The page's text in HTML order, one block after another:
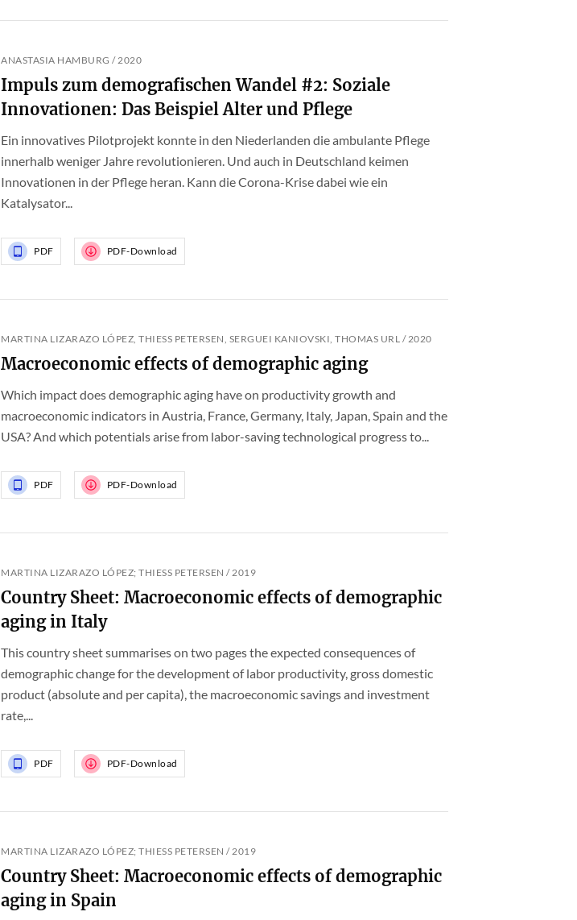
ANASTASIA HAMBURG / 2020
Impuls zum demografischen Wandel #2: Soziale
Innovationen: Das Beispiel Alter und Pflege
Ein innovatives Pilotprojekt konnte in den Niederlanden die ambulante Pflege
innerhalb weniger Jahre revolutionieren. Und auch in Deutschland keimen
Innovationen in der Pflege heran. Kann die Corona-Krise dabei wie ein
Katalysator...
PDF PDF-Download
MARTINA LIZARAZO LÓPEZ, THIESS PETERSEN, SERGUEI KANIOVSKI, THOMAS URL / 2020
Macroeconomic effects of demographic aging
Which impact does demographic aging have on productivity growth and
macroeconomic indicators in Austria, France, Germany, Italy, Japan, Spain and the
USA? And which potentials arise from labor-saving technological progress to...
PDF PDF-Download
MARTINA LIZARAZO LÓPEZ; THIESS PETERSEN / 2019
Country Sheet: Macroeconomic effects of demographic
aging in Italy
This country sheet summarises on two pages the expected consequences of
demographic change for the development of labor productivity, gross domestic
product (absolute and per capita), the macroeconomic savings and investment
rate,...
PDF PDF-Download
MARTINA LIZARAZO LÓPEZ; THIESS PETERSEN / 2019
Country Sheet: Macroeconomic effects of demographic
aging in Spain